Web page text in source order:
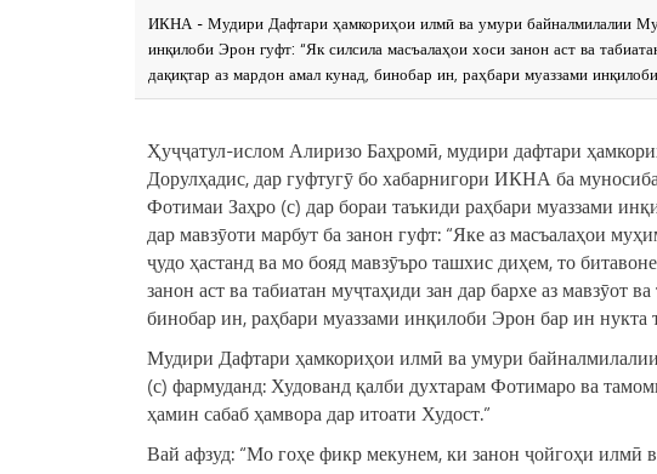
ИКНА - Мудири Дафтари ҳамкориҳои илмӣ ва умури байналмилалии
инқилоби Эрон гуфт: “Як силсила масъалаҳои хоси занон аст ва
дақиқтар аз мардон амал кунад, бинобар ин, раҳбари муаззами
Ҳуҷҷатул-ислом Алиризо Баҳромӣ, мудири дафтари
Дорулҳадис, дар гуфтугӯ бо хабарнигори ИКНА ба
Фотимаи Заҳро (с) дар бораи таъкиди раҳбари муаззами
дар мавзӯоти марбут ба занон гуфт: “Яке аз масъалаҳои
ҷудо ҳастанд ва мо бояд мавзӯъро ташхис диҳем, то
занон аст ва табиатан муҷтаҳиди зан дар бархе аз мавзӯот
бинобар ин, раҳбари муаззами инқилоби Эрон бар ин нукта
Мудири Дафтари ҳамкориҳои илмӣ ва умури
(с) фармуданд: Худованд қалби духтарам Фотимаро ва
ҳамин сабаб ҳамвора дар итоати Худост.”
Вай афзуд: “Мо гоҳе фикр мекунем, ки занон ҷойгоҳи илмӣ